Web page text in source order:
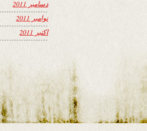
دسامبر 2011
نوامبر 2011
اکتبر 2011